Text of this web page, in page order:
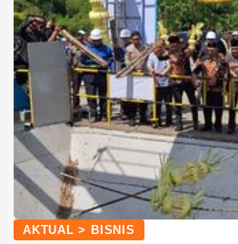
AKTUAL > BISNIS